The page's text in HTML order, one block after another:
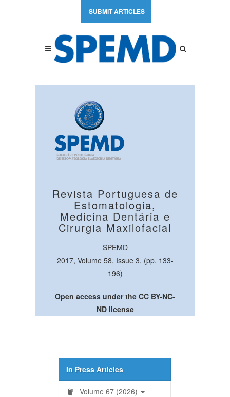
SUBMIT ARTICLES
Revista Portuguesa de
Estomatologia,
Medicina Dentária e
Cirurgia Maxilofacial
SPEMD
2017, Volume 58, Issue 3, (pp. 133-
196)
Open access under the CC BY-NC-
ND license
In Press Articles
Volume 67 (2026)